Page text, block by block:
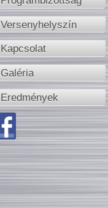
Versenyhelyszín
Kapcsolat
Galéria
Eredmények